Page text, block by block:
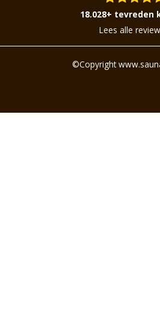
18.028+ tevreden
Lees alle
©Copyright